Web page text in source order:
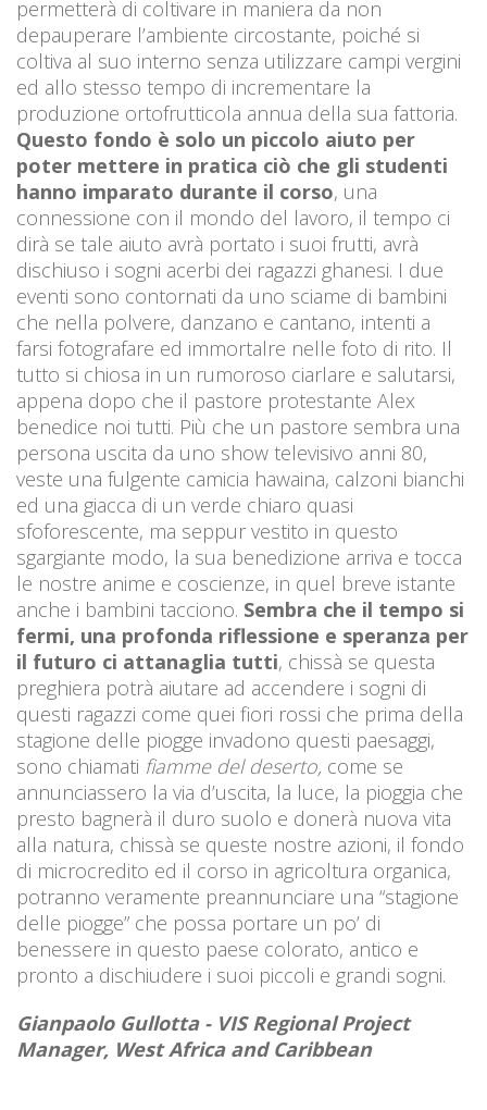
permetterà di coltivare in maniera da non
depauperare l’ambiente circostante, poiché si
coltiva al suo interno senza utilizzare campi vergini
ed allo stesso tempo di incrementare la
produzione ortofrutticola annua della sua fattoria.
Questo fondo è solo un piccolo aiuto per
poter mettere in pratica ciò che gli studenti
hanno imparato durante il corso, una
connessione con il mondo del lavoro, il tempo ci
dirà se tale aiuto avrà portato i suoi frutti, avrà
dischiuso i sogni acerbi dei ragazzi ghanesi. I due
eventi sono contornati da uno sciame di bambini
che nella polvere, danzano e cantano, intenti a
farsi fotografare ed immortalre nelle foto di rito. Il
tutto si chiosa in un rumoroso ciarlare e salutarsi,
appena dopo che il pastore protestante Alex
benedice noi tutti. Più che un pastore sembra una
persona uscita da uno show televisivo anni 80,
veste una fulgente camicia hawaina, calzoni bianchi
ed una giacca di un verde chiaro quasi
sfoforescente, ma seppur vestito in questo
sgargiante modo, la sua benedizione arriva e tocca
le nostre anime e coscienze, in quel breve istante
anche i bambini tacciono. Sembra che il tempo si
fermi, una profonda riflessione e speranza per
il futuro ci attanaglia tutti, chissà se questa
preghiera potrà aiutare ad accendere i sogni di
questi ragazzi come quei fiori rossi che prima della
stagione delle piogge invadono questi paesaggi,
sono chiamati fiamme del deserto, come se
annunciassero la via d’uscita, la luce, la pioggia che
presto bagnerà il duro suolo e donerà nuova vita
alla natura, chissà se queste nostre azioni, il fondo
di microcredito ed il corso in agricoltura organica,
potranno veramente preannunciare una “stagione
delle piogge” che possa portare un po’ di
benessere in questo paese colorato, antico e
pronto a dischiudere i suoi piccoli e grandi sogni.
Gianpaolo Gullotta - VIS Regional Project
Manager, West Africa and Caribbean